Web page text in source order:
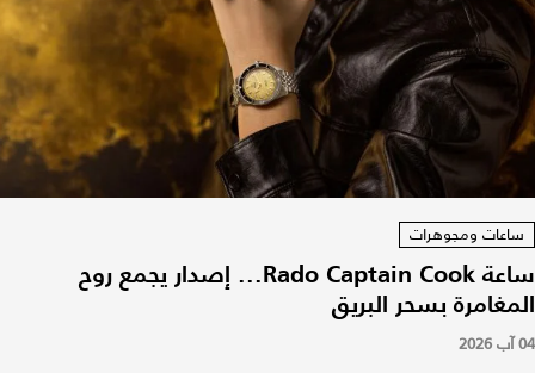
ساعات ومجوهرات
ساعة Rado Captain Cook... إصدار يجمع روح
المغامرة بسحر البريق
04 آب 2026